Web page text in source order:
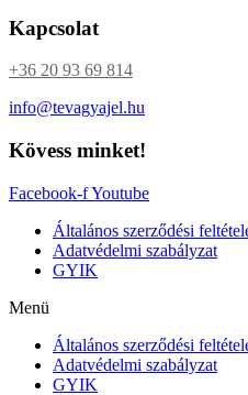
Kapcsolat
+36 20 93 69 814
info@tevagyajel.hu
Kövess minket!
Facebook-fYoutube
Általános szerződési
Adatvédelmi szabályzat
GYIK
Menü
Általános szerződési
Adatvédelmi szabályzat
GYIK